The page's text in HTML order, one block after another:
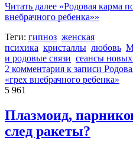
Читать далее «Родовая карма
внебрачного ребенка»»
Теги: гипноз женская
психика кристаллы любовь
и родовые связи сеансы
2 комментария к записи
«грех внебрачного ребенка»
5 961
Плазмоид,
след ракеты?